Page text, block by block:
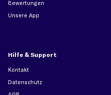
Bewertungen
Unsere App
Hilfe & Support
Kontakt
Datenschutz